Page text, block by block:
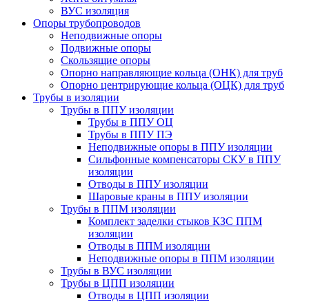
ВУС изоляция
Опоры трубопроводов
Неподвижные опоры
Подвижные опоры
Скользящие опоры
Опорно направляющие кольца (ОНК) для труб
Опорно центрирующие кольца (ОЦК) для труб
Трубы в изоляции
Трубы в ППУ изоляции
Трубы в ППУ ОЦ
Трубы в ППУ ПЭ
Неподвижные опоры в ППУ изоляции
Сильфонные компенсаторы СКУ в ППУ
изоляции
Отводы в ППУ изоляции
Шаровые краны в ППУ изоляции
Трубы в ППМ изоляции
Комплект заделки стыков КЗС ППМ
изоляции
Отводы в ППМ изоляции
Неподвижные опоры в ППМ изоляции
Трубы в ВУС изоляции
Трубы в ЦПП изоляции
Отводы в ЦПП изоляции